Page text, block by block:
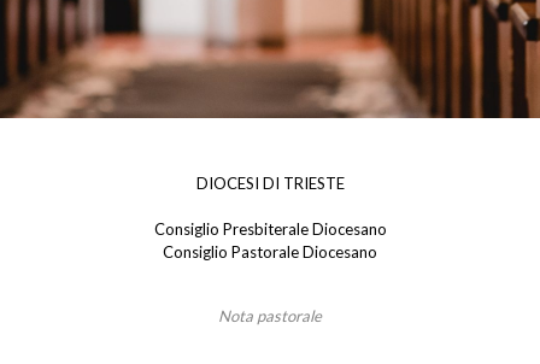
DIOCESI DI TRIESTE
Consiglio Presbiterale Diocesano
Consiglio Pastorale Diocesano
Nota pastorale